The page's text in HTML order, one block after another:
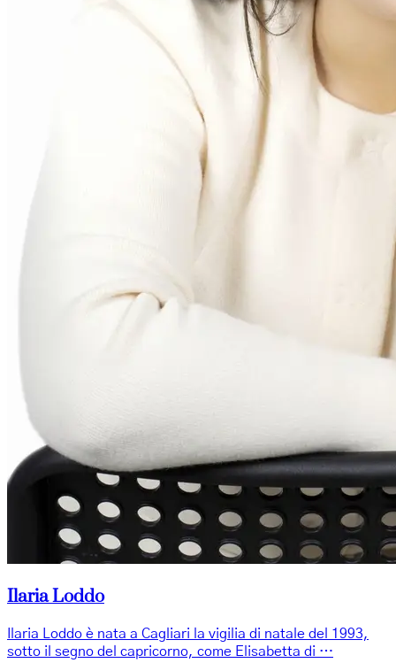
Ilaria Loddo
Ilaria Loddo è nata a Cagliari la vigilia di natale del 1993,
sotto il segno del capricorno, come Elisabetta di …